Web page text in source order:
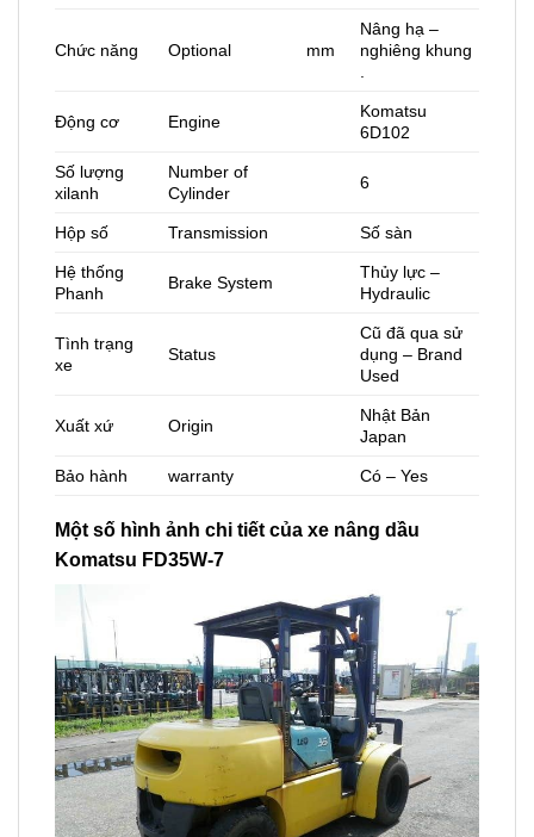
Chức năng Optional mm
Nâng hạ –
nghiêng khung
Động cơ Engine
Komatsu
6D102
Số lượng
xilanh
Number of
Cylinder
6
Hộp số Transmission Số sàn
Hệ thống
Phanh
Brake System
Thủy lực –
Hydraulic
Tình trạng
xe
Status
Cũ đã qua sử
dụng – Brand
Used
Xuất xứ Origin
Nhật Bản
Japan
Bảo hành warranty Có – Yes
Một số hình ảnh chi tiết của xe nâng dầu
Komatsu FD35W-7